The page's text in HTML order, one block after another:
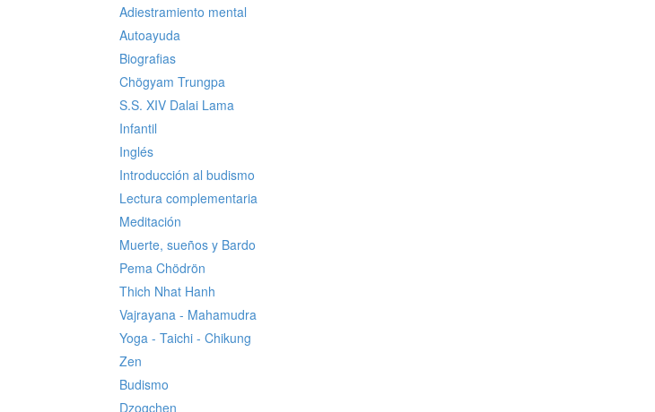
Adiestramiento mental
Autoayuda
Biografias
Chögyam Trungpa
S.S. XIV Dalai Lama
Infantil
Inglés
Introducción al budismo
Lectura complementaria
Meditación
Muerte, sueños y Bardo
Pema Chödrön
Thich Nhat Hanh
Vajrayana - Mahamudra
Yoga - Taichi - Chikung
Zen
Budismo
Dzogchen